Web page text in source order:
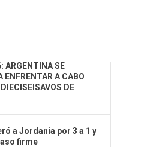
ARGENTINA SE
ENFRENTAR A CABO
DE
a Jordania por 3 a 1 y
firme